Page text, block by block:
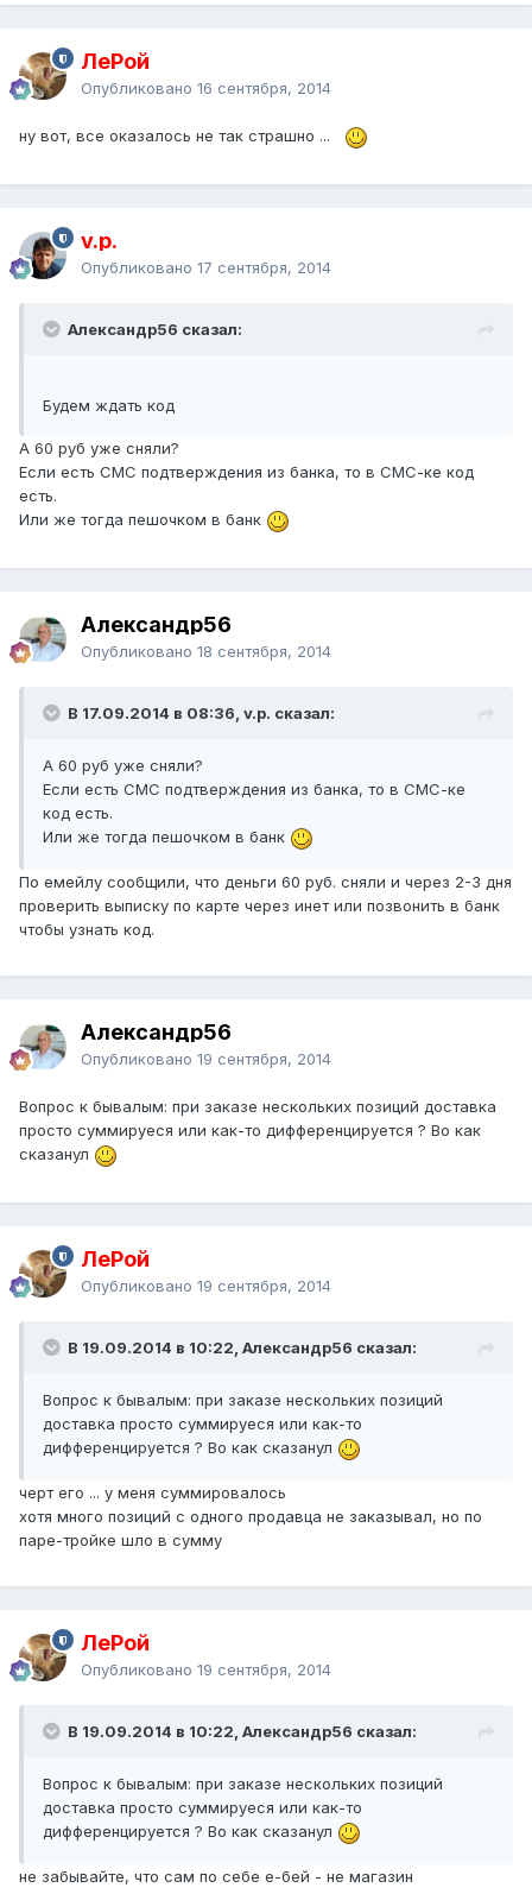
ЛеРой
Опубликовано 16 сентября, 2014
ну вот, все оказалось не так страшно ...
v.p.
Опубликовано 17 сентября, 2014
Александр56 сказал:
Будем ждать код
А 60 руб уже сняли?
Если есть СМС подтверждения из банка, то в СМС-ке код
есть.
Или же тогда пешочком в банк
Александр56
Опубликовано 18 сентября, 2014
В 17.09.2014 в 08:36, v.p. сказал:
А 60 руб уже сняли?
Если есть СМС подтверждения из банка, то в СМС-ке
код есть.
Или же тогда пешочком в банк
По емейлу сообщили, что деньги 60 руб. сняли и через 2-3 дня
проверить выписку по карте через инет или позвонить в банк
чтобы узнать код.
Александр56
Опубликовано 19 сентября, 2014
Вопрос к бывалым: при заказе нескольких позиций доставка
просто суммируеся или как-то дифференцируется ? Во как
сказанул
ЛеРой
Опубликовано 19 сентября, 2014
В 19.09.2014 в 10:22, Александр56 сказал:
Вопрос к бывалым: при заказе нескольких позиций
доставка просто суммируеся или как-то
дифференцируется ? Во как сказанул
черт его ... у меня суммировалось
хотя много позиций с одного продавца не заказывал, но по
паре-тройке шло в сумму
ЛеРой
Опубликовано 19 сентября, 2014
В 19.09.2014 в 10:22, Александр56 сказал:
Вопрос к бывалым: при заказе нескольких позиций
доставка просто суммируеся или как-то
дифференцируется ? Во как сказанул
не забывайте, что сам по себе е-бей - не магазин